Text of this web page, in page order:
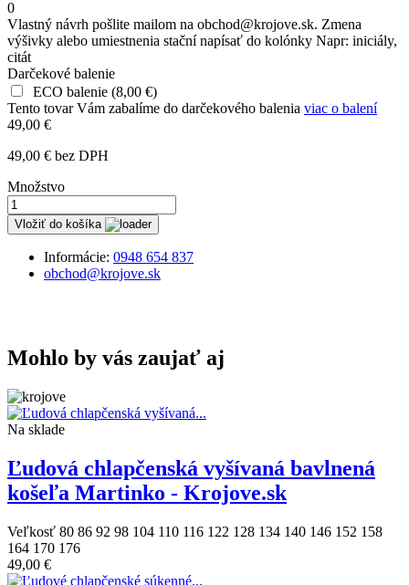
0
Vlastný návrh pošlite mailom na obchod@krojove.sk. Zmena
výšivky alebo umiestnenia stační napísať do kolónky Napr: iniciály,
citát
Darčekové balenie
ECO balenie (8,00 €)
Tento tovar Vám zabalíme do darčekového balenia viac o balení
49,00 €
49,00 € bez DPH
Množstvo
Vložiť do košíka
Informácie: 0948 654 837
obchod@krojove.sk
Mohlo by vás zaujať aj
Na sklade
Ľudová chlapčenská vyšívaná bavlnená
košeľa Martinko - Krojove.sk
Veľkosť 80 86 92 98 104 110 116 122 128 134 140 146 152 158
164 170 176
49,00 €